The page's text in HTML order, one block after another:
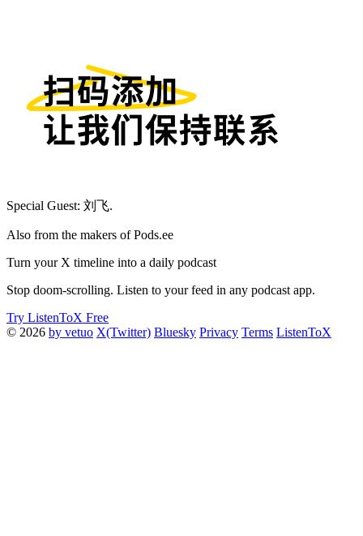
Special Guest: 刘飞.
Also from the makers of Pods.ee
Turn your X timeline into a daily podcast
Stop doom-scrolling. Listen to your feed in any podcast app.
Try ListenToX Free
© 2026 by vetuo X(Twitter) Bluesky Privacy Terms ListenToX